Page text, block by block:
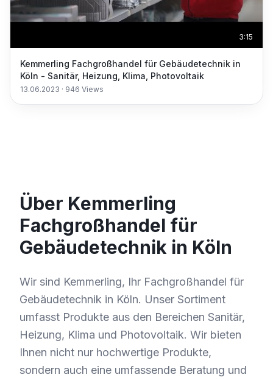
3:15
Kemmerling Fachgroßhandel für Gebäudetechnik in
Köln - Sanitär, Heizung, Klima, Photovoltaik
13.06.2023 · 946 Views
Über Kemmerling
Fachgroßhandel für
Gebäudetechnik in Köln
Wir sind Kemmerling, Ihr Fachgroßhandel für
Gebäudetechnik in Köln. Unser Sortiment
umfasst Produkte aus den Bereichen Sanitär,
Heizung, Klima und Photovoltaik. Wir bieten
Ihnen nicht nur hochwertige Produkte,
sondern auch eine umfassende Beratung und